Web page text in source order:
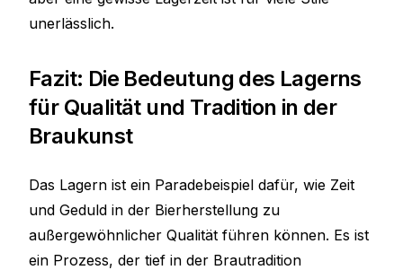
unerlässlich.
Fazit: Die Bedeutung des Lagerns
für Qualität und Tradition in der
Braukunst
Das Lagern ist ein Paradebeispiel dafür, wie Zeit
und Geduld in der Bierherstellung zu
außergewöhnlicher Qualität führen können. Es ist
ein Prozess, der tief in der Brautradition